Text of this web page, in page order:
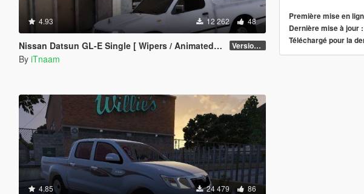
4.93 12 262 48
Nissan Datsun GL-E Single [ Wipers / Animated / FDM ] Version 1.0.a
By iTnaam
4.85 24 479 86
Première mise en
Dernière mise à jour :
Téléchargé pour la